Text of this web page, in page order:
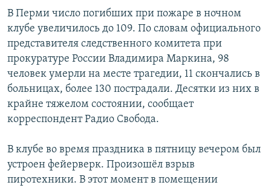
Вернутся
поиску
КАВКАЗ.РЕАЛИИ
СЕВЕР.РЕАЛИИ
СИБИРЬ.РЕАЛИИ
РАСПИСАНИЕ ВЕЩАНИЯ
ПОДПИШИТЕСЬ НА РАССЫЛКУ
В Перми число погибших при пожаре в ночном
клубе увеличилось до 109. По словам официального
представителя следственного комитета при
прокуратуре России Владимира Маркина, 98
человек умерли на месте трагедии, 11 скончались в
больницах, более 130 пострадали. Десятки из них в
крайне тяжелом состоянии, сообщает
корреспондент Радио Свобода.
В клубе во время праздника в пятницу вечером был
устроен фейерверк. Произошёл взрыв
пиротехники. В этот момент в помещении